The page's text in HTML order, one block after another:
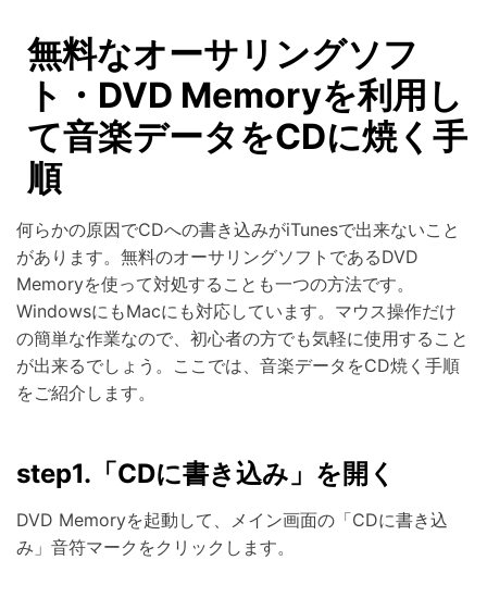
無料なオーサリングソフ
ト・DVD Memoryを利用し
て音楽データをCDに焼く手
順
何らかの原因でCDへの書き込みがiTunesで出来ないこと
があります。無料のオーサリングソフトであるDVD
Memoryを使って対処することも一つの方法です。
WindowsにもMacにも対応しています。マウス操作だけ
の簡単な作業なので、初心者の方でも気軽に使用すること
が出来るでしょう。ここでは、音楽データをCD焼く手順
をご紹介します。
step1.「CDに書き込み」を開く
DVD Memoryを起動して、メイン画面の「CDに書き込
み」音符マークをクリックします。